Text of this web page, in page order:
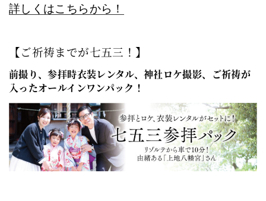
詳しくはこちらから！
【ご祈祷までが七五三！】
前撮り、参拝時衣装レンタル、神社ロケ撮影、ご祈祷が
入ったオールインワンパック！